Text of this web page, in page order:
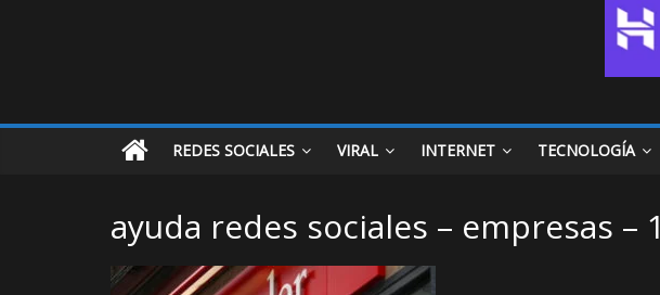
REDES SOCIALES VIRAL INTERNET TECNOLOGÍA
ayuda redes sociales – empresas – 1